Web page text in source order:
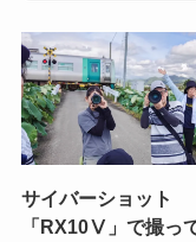
サイバーショット
「RX10Ⅴ」で撮っ